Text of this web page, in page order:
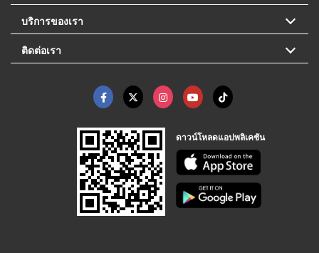
บริการของเรา
ติดต่อเรา
ดาวน์โหลดแอปพลิเคชัน